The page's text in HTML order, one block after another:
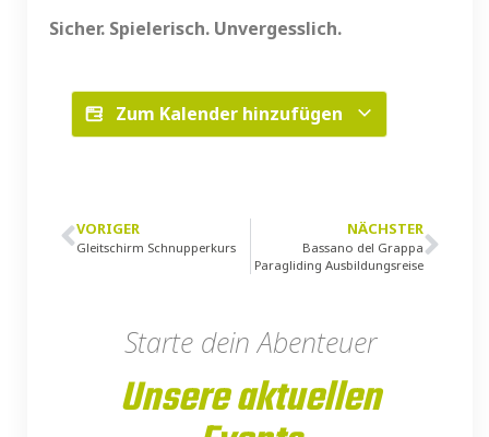
Sicher. Spielerisch. Unvergesslich.
Zum Kalender hinzufügen
VORIGER
Gleitschirm Schnupperkurs
NÄCHSTER
Bassano del Grappa
Paragliding Ausbildungsreise
Starte dein Abenteuer
Unsere aktuellen